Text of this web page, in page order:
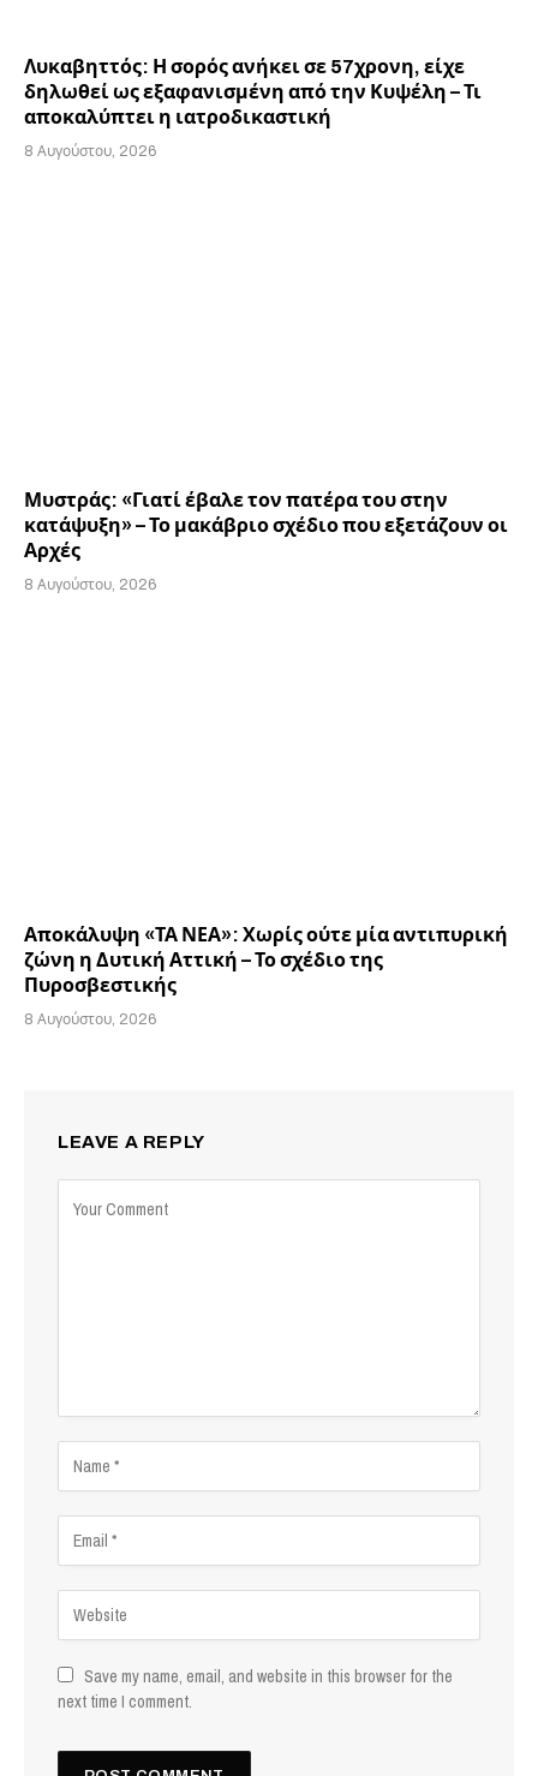
Λυκαβηττός: Η σορός ανήκει σε 57χρονη, είχε
δηλωθεί ως εξαφανισμένη από την Κυψέλη – Τι
αποκαλύπτει η ιατροδικαστική
8 Αυγούστου, 2026
Μυστράς: «Γιατί έβαλε τον πατέρα του στην
κατάψυξη» – Το μακάβριο σχέδιο που εξετάζουν οι
Αρχές
8 Αυγούστου, 2026
Αποκάλυψη «ΤΑ ΝΕΑ»: Χωρίς ούτε μία αντιπυρική
ζώνη η Δυτική Αττική – Το σχέδιο της
Πυροσβεστικής
8 Αυγούστου, 2026
LEAVE A REPLY
Save my name, email, and website in this browser for the
next time I comment.